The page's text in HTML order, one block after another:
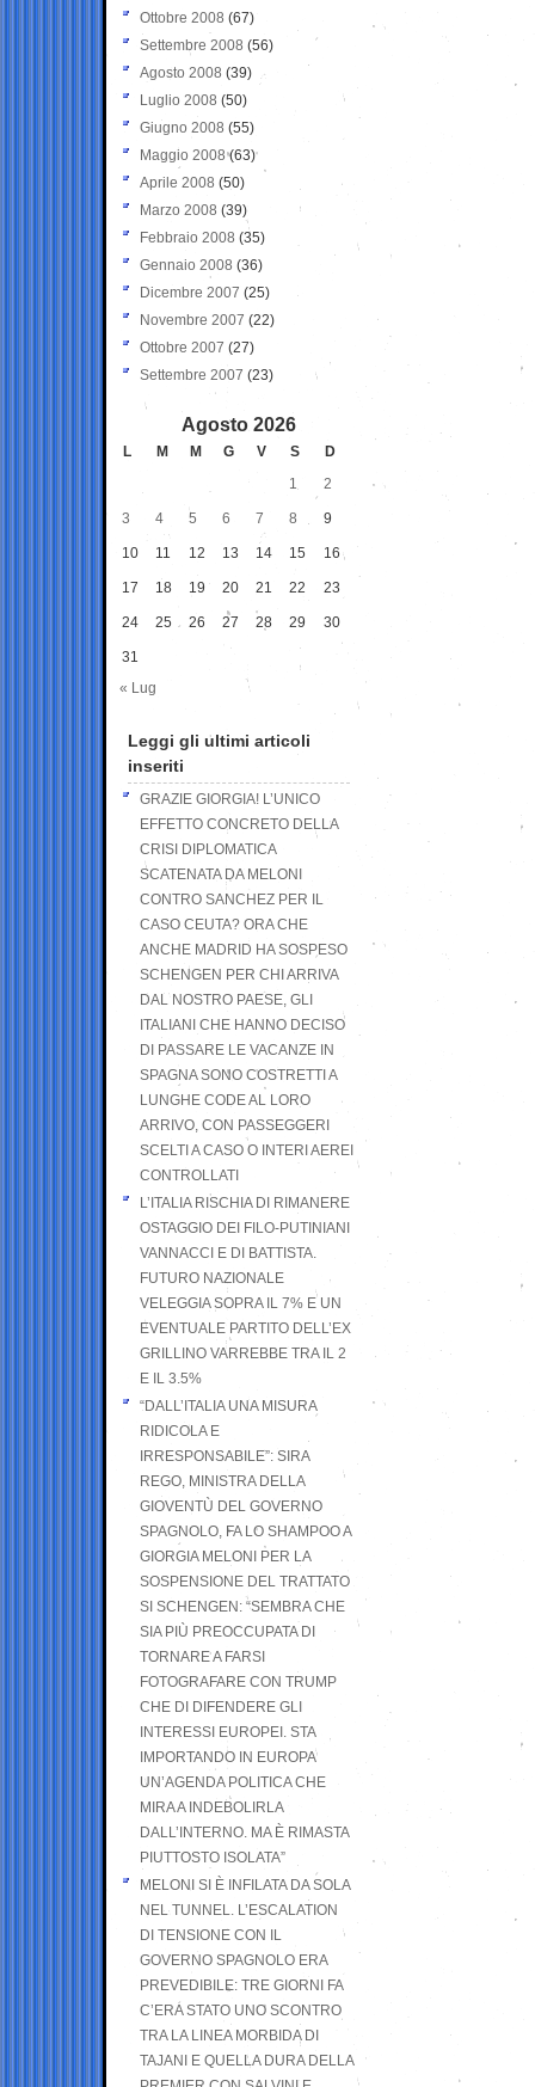
Ottobre 2008 (67)
Settembre 2008 (56)
Agosto 2008 (39)
Luglio 2008 (50)
Giugno 2008 (55)
Maggio 2008(63)
Aprile 2008 (50)
Marzo 2008 (39)
Febbraio 2008 (35)
Gennaio 2008 (36)
Dicembre 2007 (25)
Novembre 2007 (22)
Ottobre 2007 (27)
Settembre 2007 (23)
Agosto 2026
L M M G V S
D
1
2
3 4 5 6 7 8 9
10 11 12 13 14 15 16
17 18 19 20 21 22 23
24 25 26 27 28 29 30
31
« Lug
Leggi gli ultimi articoli
inseriti
GRAZIE GIORGIA! L’UNICO
EFFETTO CONCRETO DELLA
CRISI DIPLOMATICA
SCATENATA DA MELONI
CONTRO SANCHEZ PER IL
CASO CEUTA? ORA CHE
ANCHE MADRID HA SOSPESO
SCHENGEN PER CHI ARRIVA
DAL NOSTRO PAESE, GLI
ITALIANI CHE HANNO DECISO
DI PASSARE LE VACANZE IN
SPAGNA SONO COSTRETTI A
LUNGHE CODE AL LORO
ARRIVO, CON PASSEGGERI
SCELTI A CASO O INTERI AEREI
CONTROLLATI
L’ITALIA RISCHIA DI RIMANERE
OSTAGGIO DEI FILO-PUTINIANI
VANNACCI E DI BATTISTA.
FUTURO NAZIONALE
VELEGGIA SOPRA IL 7% E UN
EVENTUALE PARTITO DELL’EX
GRILLINO VARREBBE TRA IL 2
E IL 3.5%
“DALL’ITALIA UNA MISURA
RIDICOLA E
IRRESPONSABILE”: SIRA
REGO, MINISTRA DELLA
GIOVENTÙ DEL GOVERNO
SPAGNOLO, FA LO SHAMPOO A
GIORGIA MELONI PER LA
SOSPENSIONE DEL TRATTATO
SI SCHENGEN: “SEMBRA CHE
SIA PIÙ PREOCCUPATA DI
TORNARE A FARSI
FOTOGRAFARE CON TRUMP
CHE DI DIFENDERE GLI
INTERESSI EUROPEI. STA
IMPORTANDO IN EUROPA
UN’AGENDA POLITICA CHE
MIRA A INDEBOLIRLA
DALL’INTERNO. MA È RIMASTA
PIUTTOSTO ISOLATA”
MELONI SI È INFILATA DA SOLA
NEL TUNNEL. L’ESCALATION
DI TENSIONE CON IL
GOVERNO SPAGNOLO ERA
PREVEDIBILE: TRE GIORNI FA
C’ERA STATO UNO SCONTRO
TRA LA LINEA MORBIDA DI
TAJANI E QUELLA DURA DELLA